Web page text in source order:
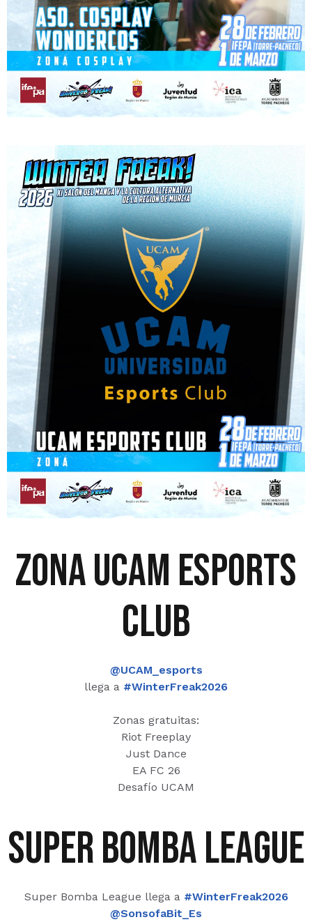
zona ucam esports
club
@UCAM_esports
llega a #WinterFreak2026
Zonas gratuitas:
Riot Freeplay
Just Dance
EA FC 26
Desafío UCAM
super bomba league
Super Bomba League llega a #WinterFreak2026
@SonsofaBit_Es